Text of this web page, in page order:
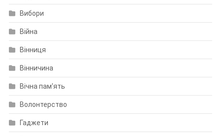
Вибори
Війна
Вінниця
Вінничина
Вічна пам'ять
Волонтерство
Гаджети